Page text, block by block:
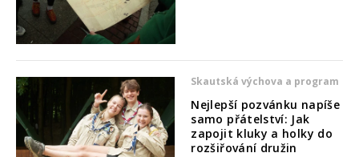
Skautská výchova a program
Nejlepší pozvánku napíše
samo přátelství: Jak
zapojit kluky a holky do
rozšiřování družin